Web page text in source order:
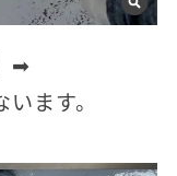
➡
ます。